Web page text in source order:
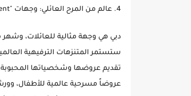
4. عالم من المرح العائلي: وجهات "Family Entertainment" وفعاليات مخصصة للصغار
دبي هي وجهة مثالية للعائلات، وشهر
تقديم عروضها وشخصياتها
عروضاً مسرحية عالمية للأطفال،